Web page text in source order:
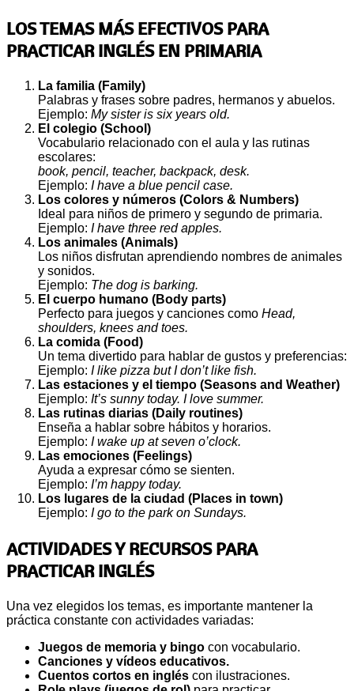
LOS TEMAS MÁS EFECTIVOS PARA
PRACTICAR INGLÉS EN PRIMARIA
La familia (Family)
Palabras y frases sobre padres, hermanos y abuelos.
Ejemplo: My sister is six years old.
El colegio (School)
Vocabulario relacionado con el aula y las rutinas
escolares:
book, pencil, teacher, backpack, desk.
Ejemplo: I have a blue pencil case.
Los colores y números (Colors & Numbers)
Ideal para niños de primero y segundo de primaria.
Ejemplo: I have three red apples.
Los animales (Animals)
Los niños disfrutan aprendiendo nombres de animales
y sonidos.
Ejemplo: The dog is barking.
El cuerpo humano (Body parts)
Perfecto para juegos y canciones como Head,
shoulders, knees and toes.
La comida (Food)
Un tema divertido para hablar de gustos y preferencias:
Ejemplo: I like pizza but I don’t like fish.
Las estaciones y el tiempo (Seasons and Weather)
Ejemplo: It’s sunny today. I love summer.
Las rutinas diarias (Daily routines)
Enseña a hablar sobre hábitos y horarios.
Ejemplo: I wake up at seven o’clock.
Las emociones (Feelings)
Ayuda a expresar cómo se sienten.
Ejemplo: I’m happy today.
Los lugares de la ciudad (Places in town)
Ejemplo: I go to the park on Sundays.
ACTIVIDADES Y RECURSOS PARA
PRACTICAR INGLÉS
Una vez elegidos los temas, es importante mantener la
práctica constante con actividades variadas:
Juegos de memoria y bingo con vocabulario.
Canciones y vídeos educativos.
Cuentos cortos en inglés con ilustraciones.